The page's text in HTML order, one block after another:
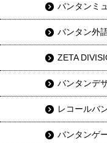
バンタンミ
バンタン外
ZETA
バンタンデ
レコールバ
バンタンゲ